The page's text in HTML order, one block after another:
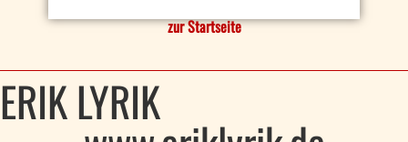
zur Startseite
ERIK LYRIK